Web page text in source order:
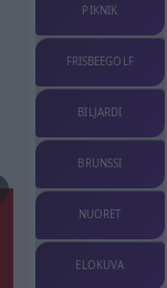
PIKNIK
FRISBEEGOLF
BILJARDI
BRUNSSI
NUORET
ELOKUVA